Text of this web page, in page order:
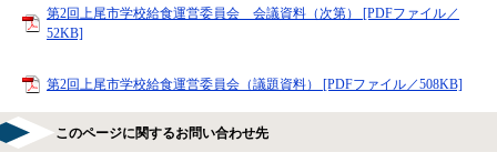
第2回上尾市学校給食運営委員会 会議資料（次第） [PDFファイル／
52KB]
第2回上尾市学校給食運営委員会（議題資料） [PDFファイル／508KB]
このページに関するお問い合わせ先